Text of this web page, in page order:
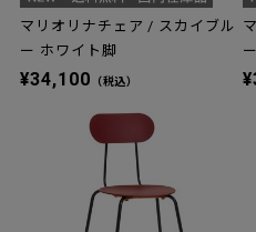
マリオリナチェア / スカイブル
ー ホワイト脚
¥34,100 （税込）